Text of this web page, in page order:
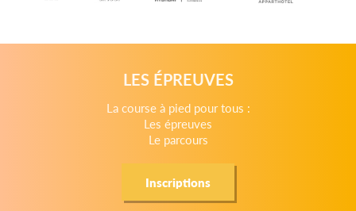
LES ÉPREUVES
La course à pied pour tous :
Les épreuves
Le parcours
Inscriptions